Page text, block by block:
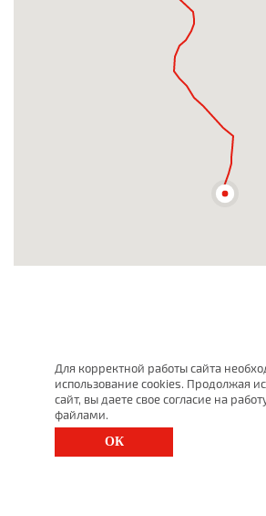
Для корректной работы сайта
использование cookies. Продолжая
сайт, вы даете свое согласие на
файлами.
ОК